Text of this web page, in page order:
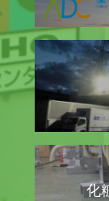
化